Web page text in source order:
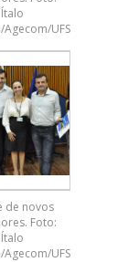
Ítalo
UFSC.
de novos
Foto:
Ítalo
UFSC.